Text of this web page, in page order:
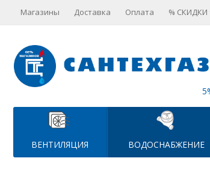
Магазины Доставка Оплата % СКИДКИ
ВЕНТИЛЯЦИЯ ВОДОСНАБЖЕНИЕ